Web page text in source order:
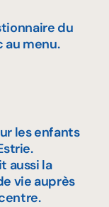
du
au menu.
les enfants
aussi la
vie auprès